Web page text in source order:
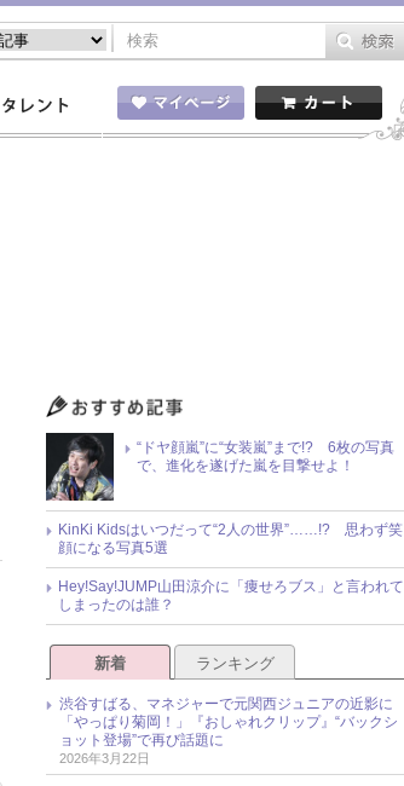
“ドヤ顔嵐”に“女装嵐”まで!? 6枚の写真
で、進化を遂げた嵐を目撃せよ！
KinKi Kidsはいつだって“2人の世界”……!? 思わず笑
顔になる写真5選
Hey!Say!JUMP山田涼介に「痩せろブス」と言われて
しまったのは誰？
新着 ランキング
渋谷すばる、マネジャーで元関西ジュニアの近影に
「やっぱり菊岡！」『おしゃれクリップ』“バックシ
ョット登場”で再び話題に
2026年3月22日